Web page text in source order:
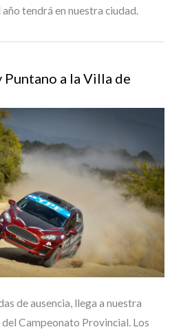
tendrá en nuestra ciudad.
Puntano a la Villa de
de ausencia, llega a nuestra
Campeonato Provincial. Los